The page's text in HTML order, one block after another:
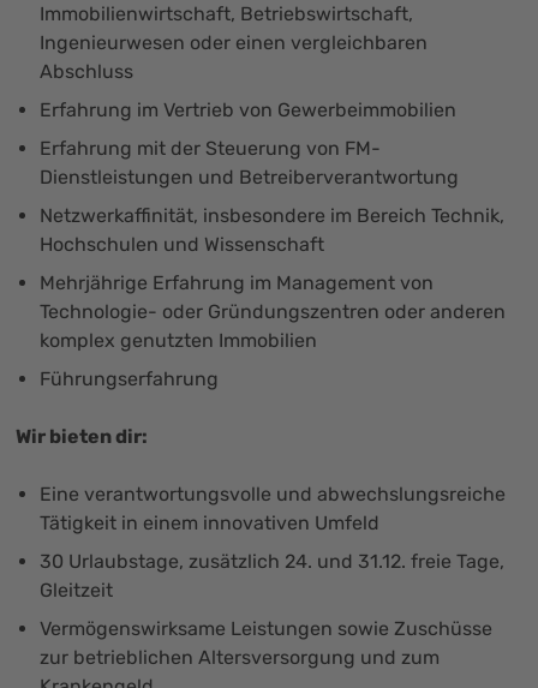
Immobilienwirtschaft, Betriebswirtschaft,
Ingenieurwesen oder einen vergleichbaren
Abschluss
Erfahrung im Vertrieb von Gewerbeimmobilien
Erfahrung mit der Steuerung von FM-
Dienstleistungen und Betreiberverantwortung
Netzwerkaffinität, insbesondere im Bereich Technik,
Hochschulen und Wissenschaft
Mehrjährige Erfahrung im Management von
Technologie- oder Gründungszentren oder anderen
komplex genutzten Immobilien
Führungserfahrung
Wir bieten dir:
Eine verantwortungsvolle und abwechslungsreiche
Tätigkeit in einem innovativen Umfeld
30 Urlaubstage, zusätzlich 24. und 31.12. freie Tage,
Gleitzeit
Vermögenswirksame Leistungen sowie Zuschüsse
zur betrieblichen Altersversorgung und zum